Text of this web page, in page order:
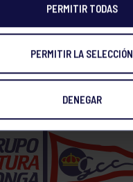
PERMITIR TODAS
PERMITIR LA SELECCIÓN
DENEGAR